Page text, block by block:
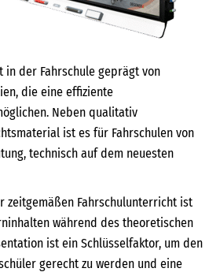
der Fahrschule geprägt von
die eine effiziente
Neben qualitativ
ist es für Fahrschulen von
technisch auf dem neuesten
zeitgemäßen Fahrschulunterricht ist
während des theoretischen
ist ein Schlüsselfaktor, um den
gerecht zu werden und eine